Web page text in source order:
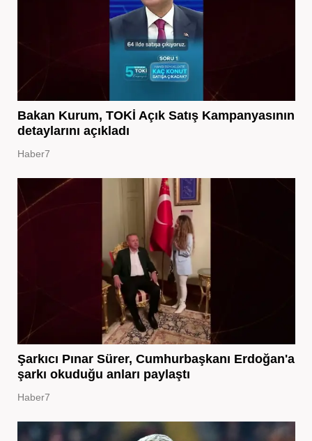
Bakan Kurum, TOKİ Açık Satış Kampanyasının
detaylarını açıkladı
Haber7
Şarkıcı Pınar Sürer, Cumhurbaşkanı Erdoğan'a
şarkı okuduğu anları paylaştı
Haber7